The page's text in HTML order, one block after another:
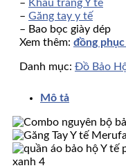
– Khẩu trang Y tế
– Găng tay y tế
– Bao bọc giày dép
Xem thêm: đồng
Danh mục: Đồ Bảo
Mô tả